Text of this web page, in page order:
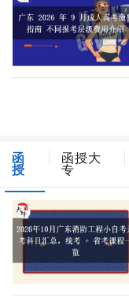
函
授
函授大
专